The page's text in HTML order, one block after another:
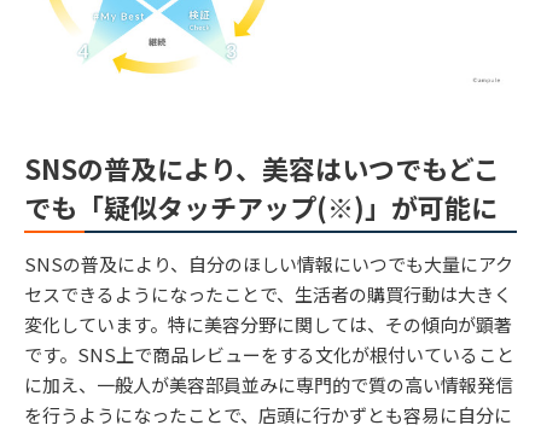
SNSの普及により、美容はいつでもどこ
でも「疑似タッチアップ(※)」が可能に
SNSの普及により、自分のほしい情報にいつでも大量にアク
セスできるようになったことで、生活者の購買行動は大きく
変化しています。特に美容分野に関しては、その傾向が顕著
です。SNS上で商品レビューをする文化が根付いていること
に加え、一般人が美容部員並みに専門的で質の高い情報発信
を行うようになったことで、店頭に行かずとも容易に自分に